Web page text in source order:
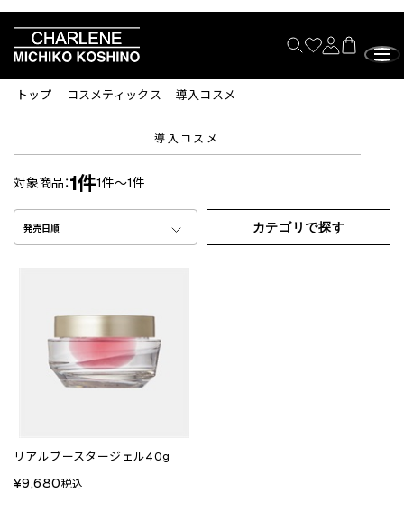
トップ コスメティックス 導入コスメ
導入コスメ
対象商品：1件1件～1件
発売日順 カテゴリで探す
リアルブースタージェル40g
¥9,680税込